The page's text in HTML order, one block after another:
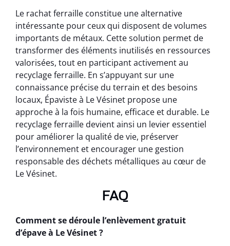
Le rachat ferraille constitue une alternative
intéressante pour ceux qui disposent de volumes
importants de métaux. Cette solution permet de
transformer des éléments inutilisés en ressources
valorisées, tout en participant activement au
recyclage ferraille. En s’appuyant sur une
connaissance précise du terrain et des besoins
locaux, Épaviste à Le Vésinet propose une
approche à la fois humaine, efficace et durable. Le
recyclage ferraille devient ainsi un levier essentiel
pour améliorer la qualité de vie, préserver
l’environnement et encourager une gestion
responsable des déchets métalliques au cœur de
Le Vésinet.
FAQ
Comment se déroule l’enlèvement gratuit
d’épave à Le Vésinet ?